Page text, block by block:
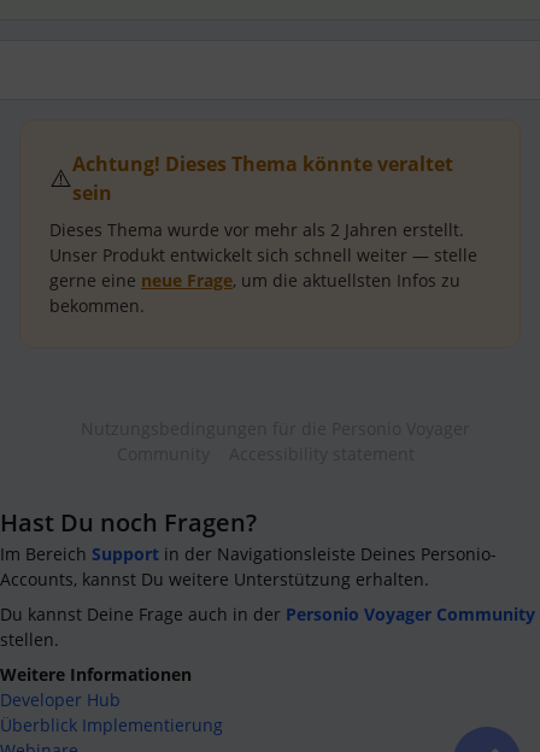
⚠️Achtung! Dieses Thema könnte veraltet
sein
Dieses Thema wurde vor mehr als 2 Jahren erstellt.
Unser Produkt entwickelt sich schnell weiter — stelle
gerne eine neue Frage, um die aktuellsten Infos zu
bekommen.
Hast Du noch Fragen?
Im Bereich Support in der Navigationsleiste Deines Personio-
Accounts, kannst Du weitere Unterstützung erhalten.
Du kannst Deine Frage auch in der Personio Voyager Community
stellen.
Weitere Informationen
Developer Hub
Überblick Implementierung